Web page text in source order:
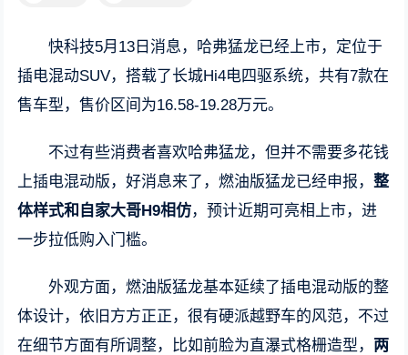
快科技5月13日消息，哈弗猛龙已经上市，定位于
插电混动SUV，搭载了长城Hi4电四驱系统，共有7款在
售车型，售价区间为16.58-19.28万元。
不过有些消费者喜欢哈弗猛龙，但并不需要多花钱
上插电混动版，好消息来了，燃油版猛龙已经申报，整
体样式和自家大哥H9相仿，预计近期可亮相上市，进
一步拉低购入门槛。
外观方面，燃油版猛龙基本延续了插电混动版的整
体设计，依旧方方正正，很有硬派越野车的风范，不过
在细节方面有所调整，比如前脸为直瀑式格栅造型， 两